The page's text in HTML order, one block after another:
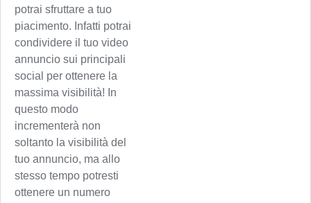
potrai sfruttare a tuo
piacimento. Infatti potrai
condividere il tuo video
annuncio sui principali
social per ottenere la
massima visibilità! In
questo modo
incrementerà non
soltanto la visibilità del
tuo annuncio, ma allo
stesso tempo potresti
ottenere un numero